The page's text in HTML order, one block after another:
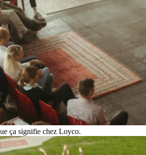
ça signifie chez Loyco.